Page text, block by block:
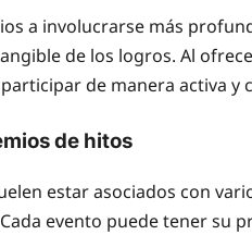
a involucrarse más
de los logros. Al
de manera activa y
de hitos
estar asociados con
evento puede tener su